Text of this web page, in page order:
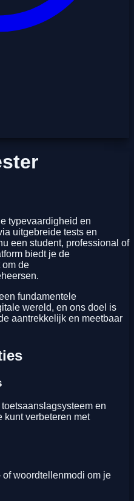
typevaardigheid en
uitgebreide tests en
een student, professional of
biedt je de
om de
fundamentele
wereld, en ons doel is
aantrekkelijk en meetbaar
en
kunt verbeteren met
woordtellenmodi om je